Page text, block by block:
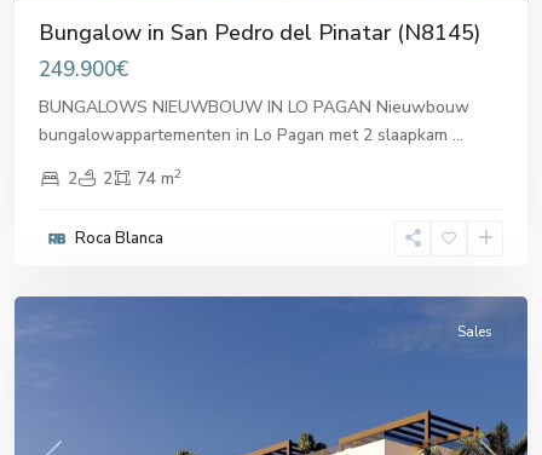
Bungalow in San Pedro del Pinatar (N8145)
249.900€
BUNGALOWS NIEUWBOUW IN LO PAGAN Nieuwbouw
bungalowappartementen in Lo Pagan met 2 slaapkam ...
2
2 74 m2
Roca Blanca
San
del
Sales